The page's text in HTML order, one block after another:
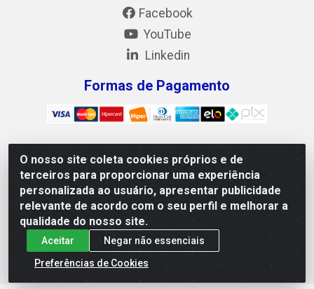
O nosso site coleta cookies próprios e de
terceiros para proporcionar uma experiência
personalizada ao usuário, apresentar publicidade
relevante de acordo com o seu perfil e melhorar a
qualidade do nosso site.
Aceitar
Negar não essenciais
Preferências de Cookies
Facebook
YouTube
Linkedin
Formas de Pagamento
Mix Alimentos LTDA - Quadra Asr Ne 55 (412 Norte), Alameda
02, S/N - Plano Diretor Norte, Palmas/TO - CEP 77.006-540 -
CNPJ 05.922.500/0001-02